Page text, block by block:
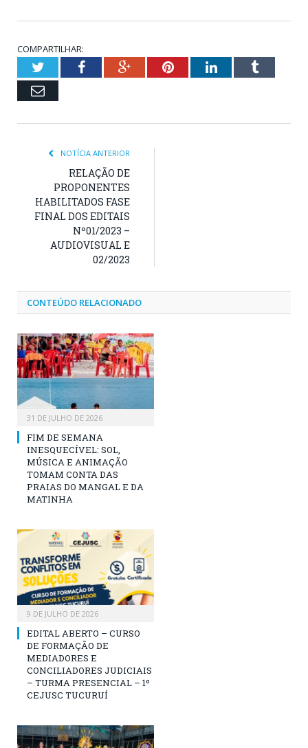
COMPARTILHAR:
TwitterFacebookGoogle+PinterestLinkedInTumblr
Email
NOTÍCIA ANTERIOR
RELAÇÃO DE
PROPONENTES
HABILITADOS FASE
FINAL DOS EDITAIS
Nº01/2023 –
AUDIOVISUAL E
02/2023
CONTEÚDO RELACIONADO
31 DE JULHO DE 2026
FIM DE SEMANA
INESQUECÍVEL: SOL,
MÚSICA E ANIMAÇÃO
TOMAM CONTA DAS
PRAIAS DO MANGAL E DA
MATINHA
9 DE JULHO DE 2026
EDITAL ABERTO – CURSO
DE FORMAÇÃO DE
MEDIADORES E
CONCILIADORES JUDICIAIS
– TURMA PRESENCIAL – 1º
CEJUSC TUCURUÍ